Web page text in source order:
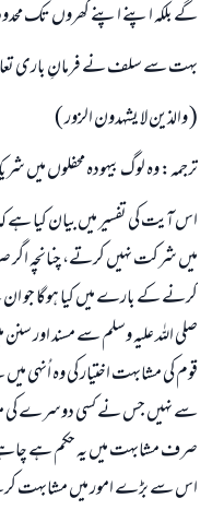
گے بلکہ اپنے اپنے گھروں تک
بہت سے سلف نے فرمانِ باری
( والذين لا يشهدون الزور )
ترجمہ: وہ لوگ بیہودہ محفلوں
اس آیت کی تفسیر میں بیان کیا
میں شرکت نہیں کرتے، چنانچہ
کرنے کے بارے میں کیا ہوگا جو
صلی اللہ علیہ وسلم سے مسند
قوم کی مشابہت اختیار کی وہ
سے نہیں جس نے کسی دوسرے کی
صرف مشابہت میں یہ حکم ہے
اس سے بڑے امور میں مشابہت
امت مسلمہ کے واسطے
رسول اللہ صلی
نیکی کی رہنمائی کرنے والے کو
ابھی